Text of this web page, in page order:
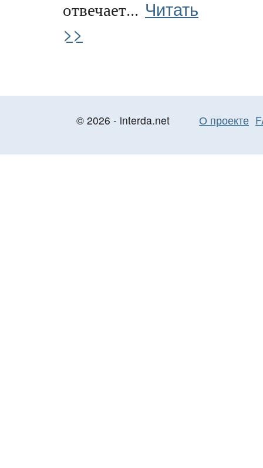
отвечает... Читать
>>
© 2026 - interda.net О проекте